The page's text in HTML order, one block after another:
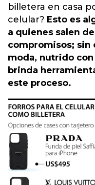
billetera en casa
celular? Esto es
a quienes salen
compromisos; sin
moda, nutrido
brinda
este proceso.